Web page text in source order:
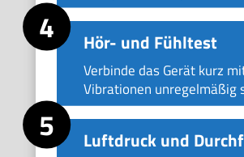
Hör- und Fühltest
Verbinde das Gerät kurz
Vibrationen unregelmäßig
Luftdruck und